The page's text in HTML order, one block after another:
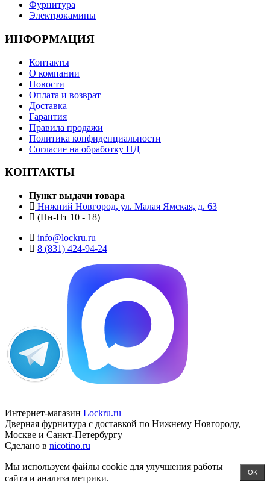
Фурнитура
Электрокамины
ИНФОРМАЦИЯ
Контакты
О компании
Новости
Оплата и возврат
Доставка
Гарантия
Правила продажи
Политика конфиденциальности
Согласие на обработку ПД
КОНТАКТЫ
Пункт выдачи товара
Нижний Новгород, ул. Малая Ямская, д. 63
(Пн-Пт 10 - 18)
info@lockru.ru
8 (831) 424-94-24
Интернет-магазин Lockru.ru
Дверная фурнитура с доставкой по Нижнему Новгороду,
Москве и Санкт-Петербургу
Сделано в nicotino.ru
Мы используем файлы cookie для улучшения работы
сайта и анализа метрики.
OK